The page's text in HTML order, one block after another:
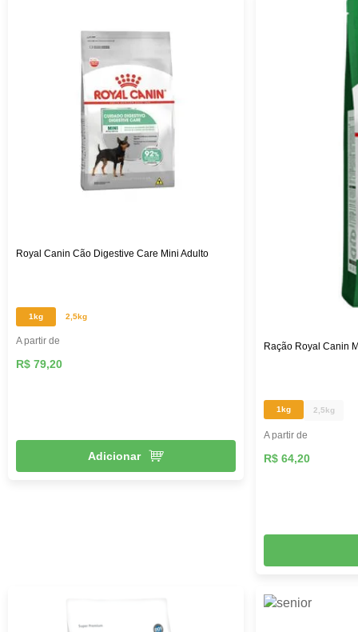
Royal Canin Cão Digestive Care Mini Adulto
1kg 2,5kg
A partir de
R$ 79,20
Adicionar
Ração Royal Canin
1kg 2,5kg
A partir de
R$ 64,20